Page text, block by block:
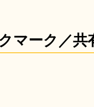
マーク／共